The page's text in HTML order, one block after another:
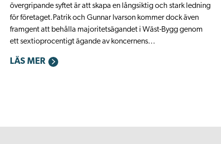
övergripande syftet är att skapa en långsiktig och stark ledning
för företaget.Patrik och Gunnar Ivarson kommer dock även
framgent att behålla majoritetsägandet i Wäst-Bygg genom
ett sextioprocentigt ägande av koncernens...
LÄS MER